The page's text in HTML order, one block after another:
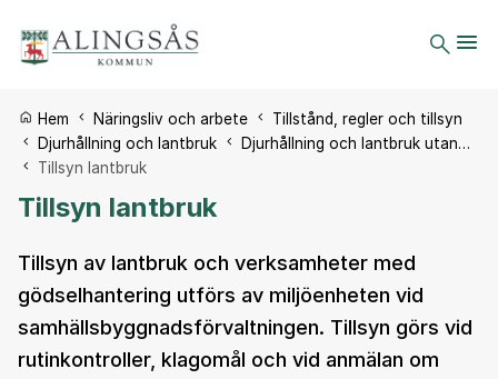
Du är här:
Hem Näringsliv och arbete
Tillstånd, regler och tillsyn
Djurhållning och lantbruk
Djurhållning och lantbruk utan…
Tillsyn lantbruk
Tillsyn lantbruk
Tillsyn av lantbruk och verksamheter med
gödselhantering utförs av miljöenheten vid
samhällsbyggnadsförvaltningen. Tillsyn görs vid
rutinkontroller, klagomål och vid anmälan om